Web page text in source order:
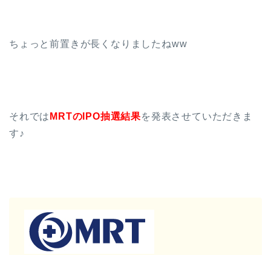
ちょっと前置きが長くなりましたねww
それでは MRTのIPO抽選結果を発表させていただきま
す♪